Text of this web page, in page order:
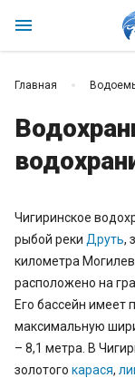
menu
Главная
Чигиринское
рыбой реки Друть,
километра
расположено на
Его бассейн имеет
максимальную
– 8,1 метра. В
золотого карася,